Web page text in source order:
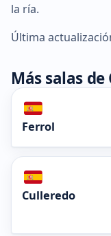
la ría.
Última
Más salas de
Ferrol
Culleredo